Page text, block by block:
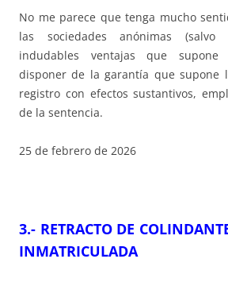
No me parece que tenga mucho
las sociedades anónimas
indudables ventajas que
disponer de la garantía que supone
registro con efectos sustantivos,
de la sentencia.
25 de febrero de 2026
3.- RETRACTO DE
INMATRICULADA